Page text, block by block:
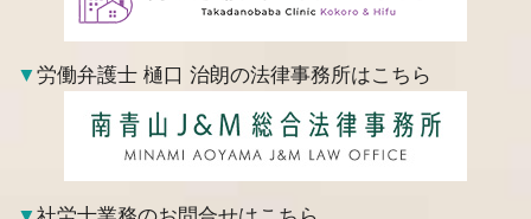
▼労働弁護士 樋口 治朗の法律事務所はこちら